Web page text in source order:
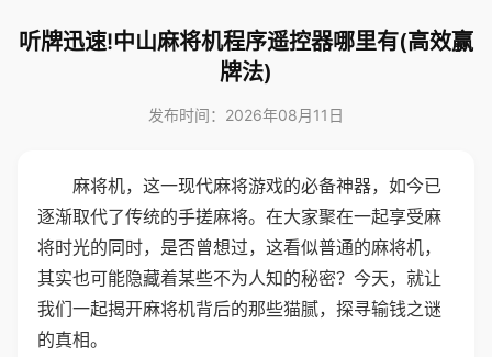
听牌迅速!中山麻将机程序遥控器哪里有(高效赢
牌法)
发布时间：2026年08月11日
麻将机，这一现代麻将游戏的必备神器，如今已
逐渐取代了传统的手搓麻将。在大家聚在一起享受麻
将时光的同时，是否曾想过，这看似普通的麻将机，
其实也可能隐藏着某些不为人知的秘密？今天，就让
我们一起揭开麻将机背后的那些猫腻，探寻输钱之谜
的真相。